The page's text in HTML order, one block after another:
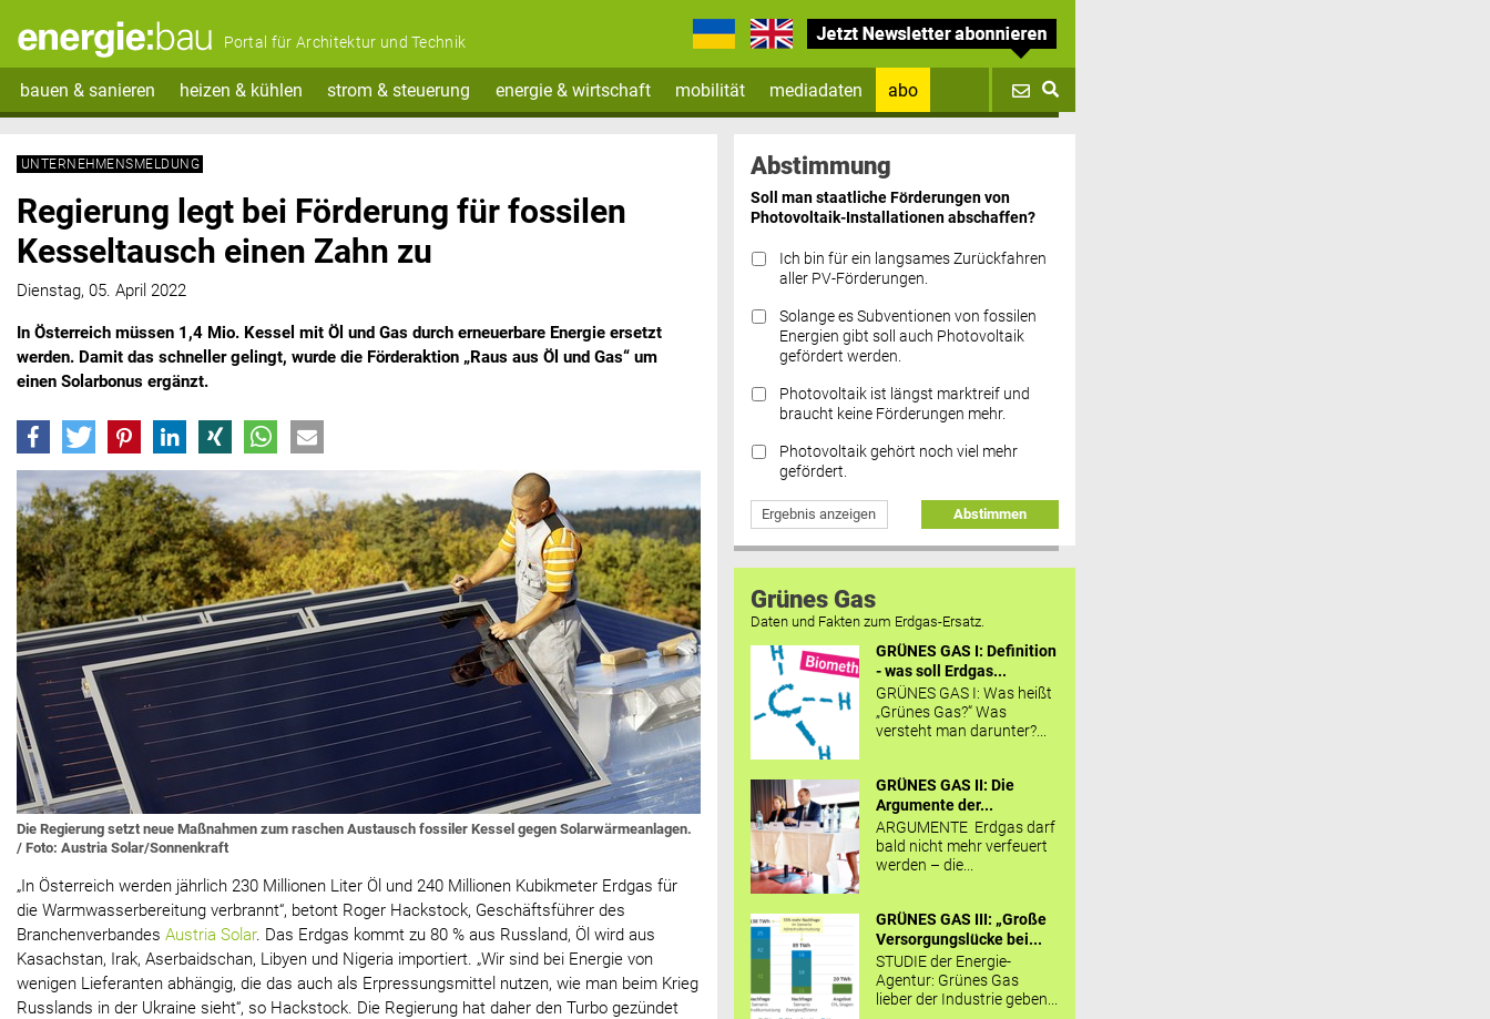
Portal für Architektur und Technik
bauen & sanieren heizen & kühlen strom & steuerung energie & wirtschaft mobilität mediadaten
abo
Datenschutz FAQs
UNTERNEHMENSMELDUNG
Regierung legt bei Förderung für fossilen
Kesseltausch einen Zahn zu
Dienstag, 05. April 2022
In Österreich müssen 1,4 Mio. Kessel mit Öl und Gas durch erneuerbare Energie ersetzt
werden. Damit das schneller gelingt, wurde die Förderaktion „Raus aus Öl und Gas“ um
einen Solarbonus ergänzt.
Die Regierung setzt neue Maßnahmen zum raschen Austausch fossiler Kessel gegen Solarwärmeanlagen.
/ Foto: Austria Solar/Sonnenkraft
„In Österreich werden jährlich 230 Millionen Liter Öl und 240 Millionen Kubikmeter Erdgas für
die Warmwasserbereitung verbrannt“, betont Roger Hackstock, Geschäftsführer des
Branchenverbandes Austria Solar. Das Erdgas kommt zu 80 % aus Russland, Öl wird aus
Kasachstan, Irak, Aserbaidschan, Libyen und Nigeria importiert. „Wir sind bei Energie von
wenigen Lieferanten abhängig, die das auch als Erpressungsmittel nutzen, wie man beim Krieg
Russlands in der Ukraine sieht“, so Hackstock. Die Regierung hat daher den Turbo gezündet
Abstimmung
Soll man staatliche Förderungen von
Photovoltaik-Installationen abschaffen?
Ich bin für ein langsames Zurückfahren
aller PV-Förderungen.
Solange es Subventionen von fossilen
Energien gibt soll auch Photovoltaik
gefördert werden.
Photovoltaik ist längst marktreif und
braucht keine Förderungen mehr.
Photovoltaik gehört noch viel mehr
gefördert.
Ergebnis anzeigen Abstimmen
Grünes Gas
Daten und Fakten zum Erdgas-Ersatz.
GRÜNES GAS I: Definition
- was soll Erdgas...
GRÜNES GAS I: Was heißt
„Grünes Gas?“ Was
versteht man darunter?...
GRÜNES GAS II: Die
Argumente der...
ARGUMENTE Erdgas darf
bald nicht mehr verfeuert
werden – die...
GRÜNES GAS III: „Große
Versorgungslücke bei...
STUDIE der Energie-
Agentur: Grünes Gas
lieber der Industrie geben...